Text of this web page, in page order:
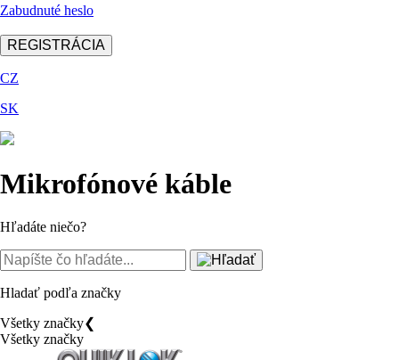
Zabudnuté heslo
REGISTRÁCIA
CZ
SK
Mikrofónové káble
Hľadáte niečo?
Hladať podľa značky
Všetky značky❮
Všetky značky